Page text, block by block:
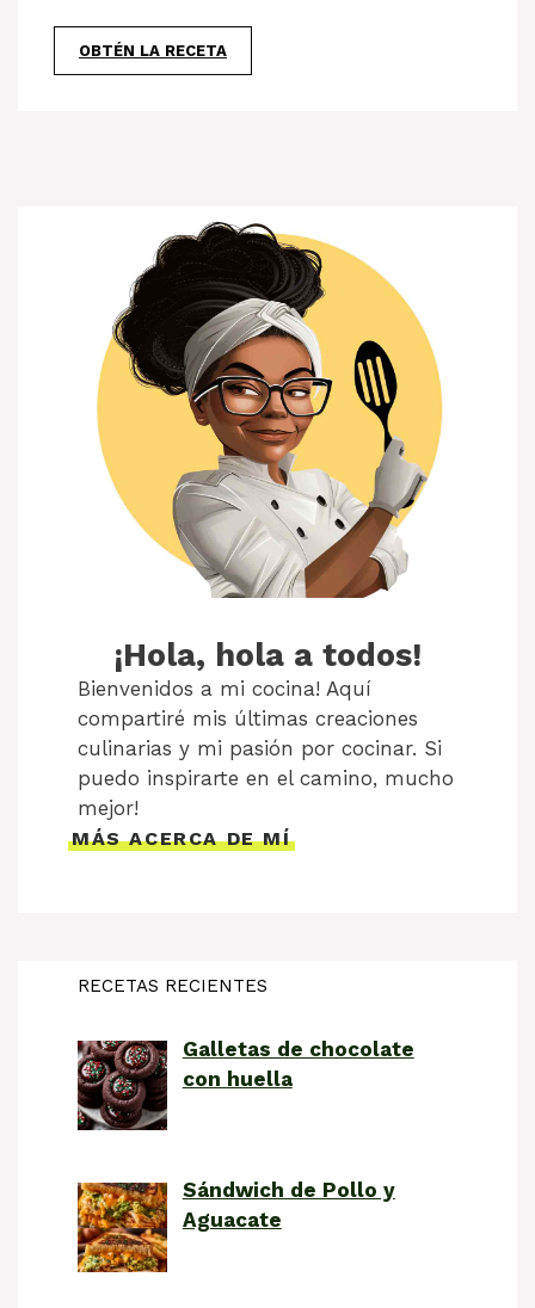
OBTÉN LA RECETA
¡Hola, hola a todos!
Bienvenidos a mi cocina! Aquí
compartiré mis últimas creaciones
culinarias y mi pasión por cocinar. Si
puedo inspirarte en el camino, mucho
mejor!
MÁS ACERCA DE MÍ
RECETAS RECIENTES
Galletas de chocolate
con huella
Sándwich de Pollo y
Aguacate